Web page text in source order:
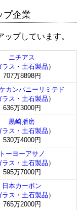
プ企業
プしています。
ニチアス
ラス・土石製品 ）
707万8898円
カンパニーリミテド
ラス・土石製品 ）
636万3000円
黒崎播磨
ラス・土石製品 ）
530万4000円
トーヨーアサノ
ラス・土石製品 ）
595万7000円
日本カーボン
ラス・土石製品 ）
765万2000円